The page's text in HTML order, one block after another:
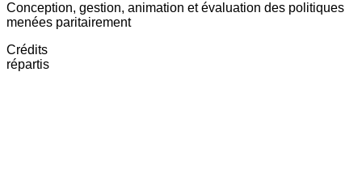
Conception, gestion, animation et évaluation des politiques
menées paritairement
Crédits
répartis